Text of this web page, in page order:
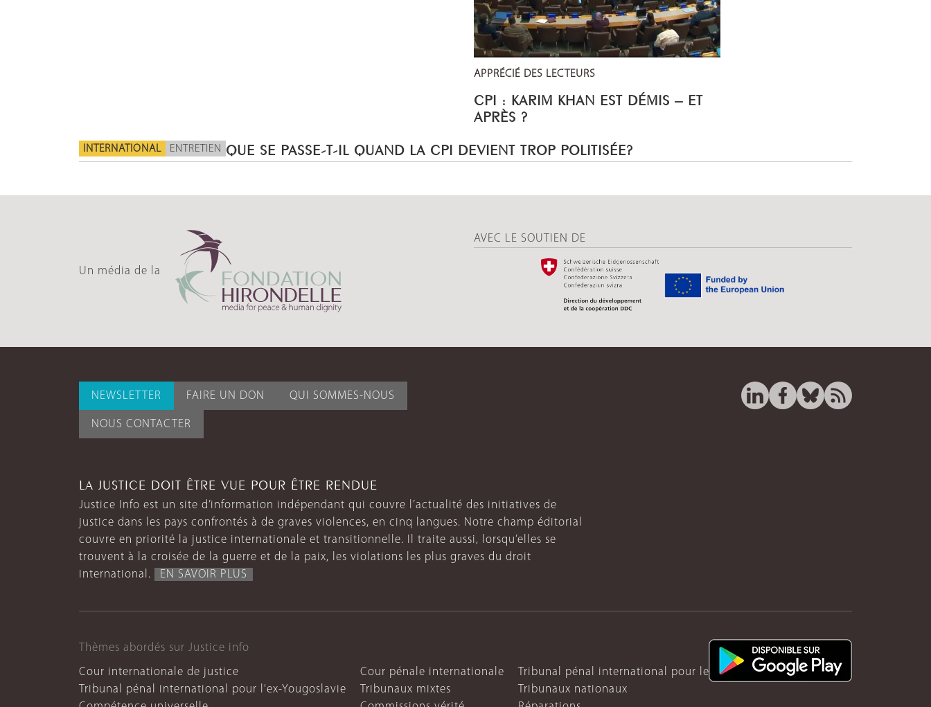
APPRÉCIÉ DES LECTEURS
CPI : KARIM KHAN EST DÉMIS – ET
APRÈS ?
INTERNATIONAL ENTRETIEN QUE SE PASSE-T-IL QUAND LA CPI DEVIENT TROP POLITISÉE?
Un média de la
AVEC LE SOUTIEN DE
NEWSLETTER FAIRE UN DON QUI SOMMES-NOUS
NOUS CONTACTER
LA JUSTICE DOIT ÊTRE VUE POUR ÊTRE RENDUE
Justice Info est un site d’information indépendant qui couvre l’actualité des initiatives de
justice dans les pays confrontés à de graves violences, en cinq langues. Notre champ éditorial
couvre en priorité la justice internationale et transitionnelle. Il traite aussi, lorsqu’elles se
trouvent à la croisée de la guerre et de la paix, les violations les plus graves du droit
international.
EN SAVOIR PLUS
Thèmes abordés sur Justice info
Cour internationale de justice Cour pénale internationale
Tribunal pénal international pour le Rwanda
Tribunal pénal international pour l'ex-Yougoslavie
Tribunaux mixtes
Tribunaux nationaux